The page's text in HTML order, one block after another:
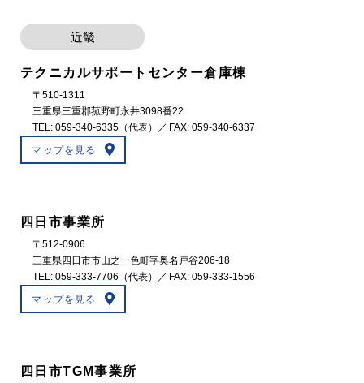
近畿
テクニカルサポートセンター倉庫棟
〒510-1311
三重県三重郡菰野町永井3098番22
TEL: 059-340-6335 （代表）／ FAX: 059-340-6337
マップを見る
四日市事業所
〒512-0906
三重県四日市市山之一色町字奥名戸谷206-18
TEL: 059-333-7706 （代表）／ FAX: 059-333-1556
マップを見る
四日市TGM事業所